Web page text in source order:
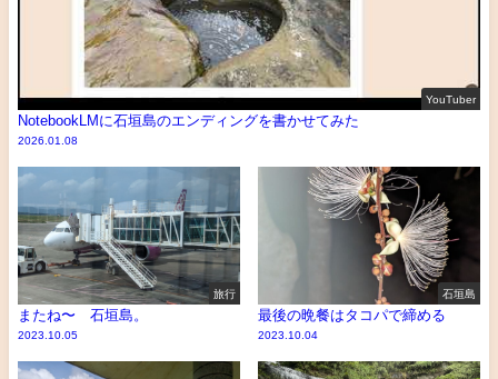
YouTuber
NotebookLMに石垣島のエンディングを書かせてみた
2026.01.08
旅行
またね〜 石垣島。
2023.10.05
石垣島
最後の晩餐はタコパで締める
2023.10.04